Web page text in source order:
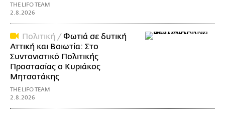
THE LIFO TEAM
2.8.2026
Πολιτική /Φωτιά σε δυτική
Αττική και Βοιωτία: Στο
Συντονιστικό Πολιτικής
Προστασίας ο Κυριάκος
Μητσοτάκης
THE LIFO TEAM
2.8.2026